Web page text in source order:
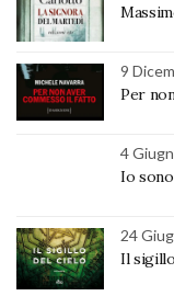
9
Per
4
Io
24
Il